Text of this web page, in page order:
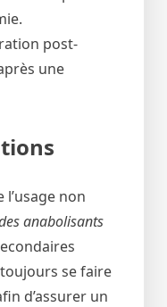
post-
une
non
anabolisants
se faire
d’assurer un